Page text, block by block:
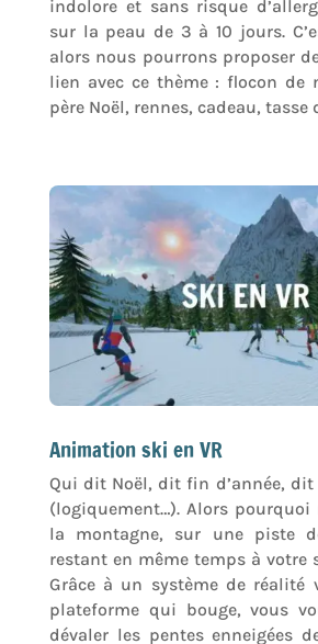
indolore et sans risque
sur la peau de 3 à 10 jours.
alors nous pourrons proposer
lien avec ce thème : flocon de
père Noël, rennes, cadeau, tasse
Animation ski en VR
Qui dit Noël, dit fin d’année,
(logiquement…). Alors
la montagne, sur une piste
restant en même temps à votre
Grâce à un système de réalité
plateforme qui bouge, vous
dévaler les pentes enneigées